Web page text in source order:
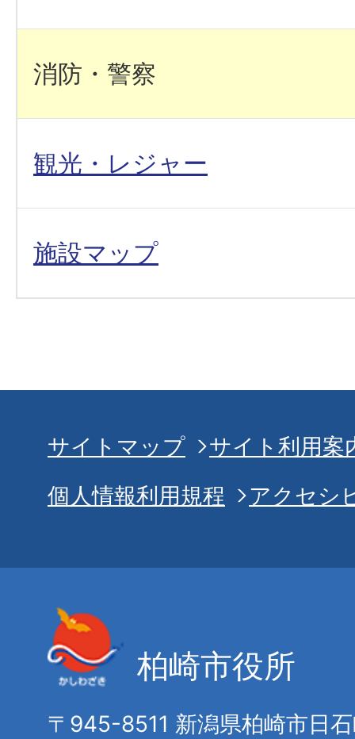
消防・警察
観光・レジャー
施設マップ
サイトマップ
サイト利用案
個人情報利用規程
アクセシ
柏崎市役所
〒945-8511 新潟県柏崎市日